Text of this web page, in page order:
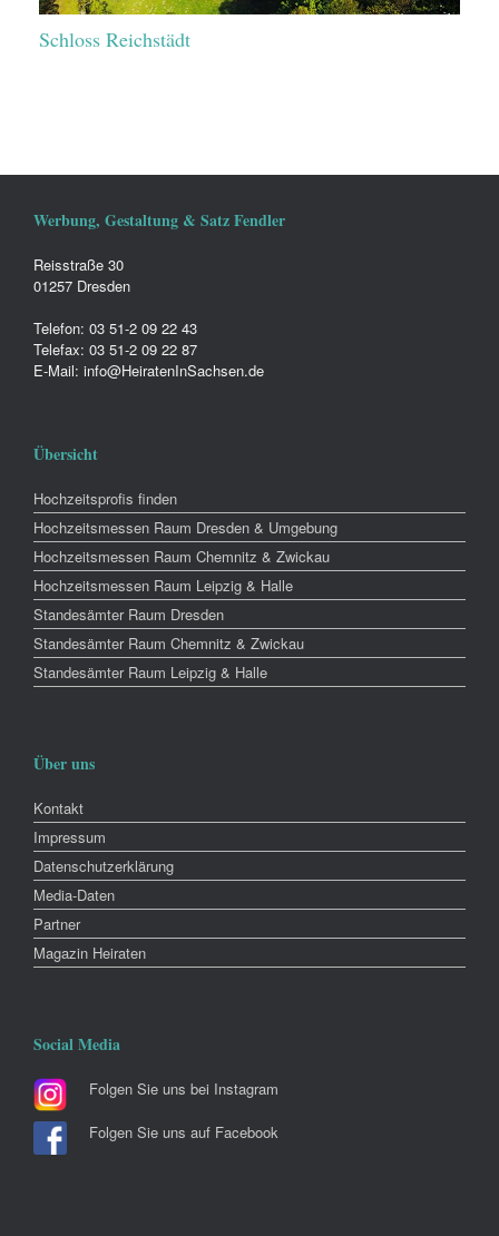
Schloss Reichstädt
Werbung, Gestaltung & Satz Fendler
Reisstraße 30
01257 Dresden
Telefon: 03 51-2 09 22 43
Telefax: 03 51-2 09 22 87
E-Mail: info@HeiratenInSachsen.de
Übersicht
Hochzeitsprofis finden
Hochzeitsmessen Raum Dresden & Umgebung
Hochzeitsmessen Raum Chemnitz & Zwickau
Hochzeitsmessen Raum Leipzig & Halle
Standesämter Raum Dresden
Standesämter Raum Chemnitz & Zwickau
Standesämter Raum Leipzig & Halle
Über uns
Kontakt
Impressum
Datenschutzerklärung
Media-Daten
Partner
Magazin Heiraten
Social Media
Folgen Sie uns bei Instagram
Folgen Sie uns auf Facebook